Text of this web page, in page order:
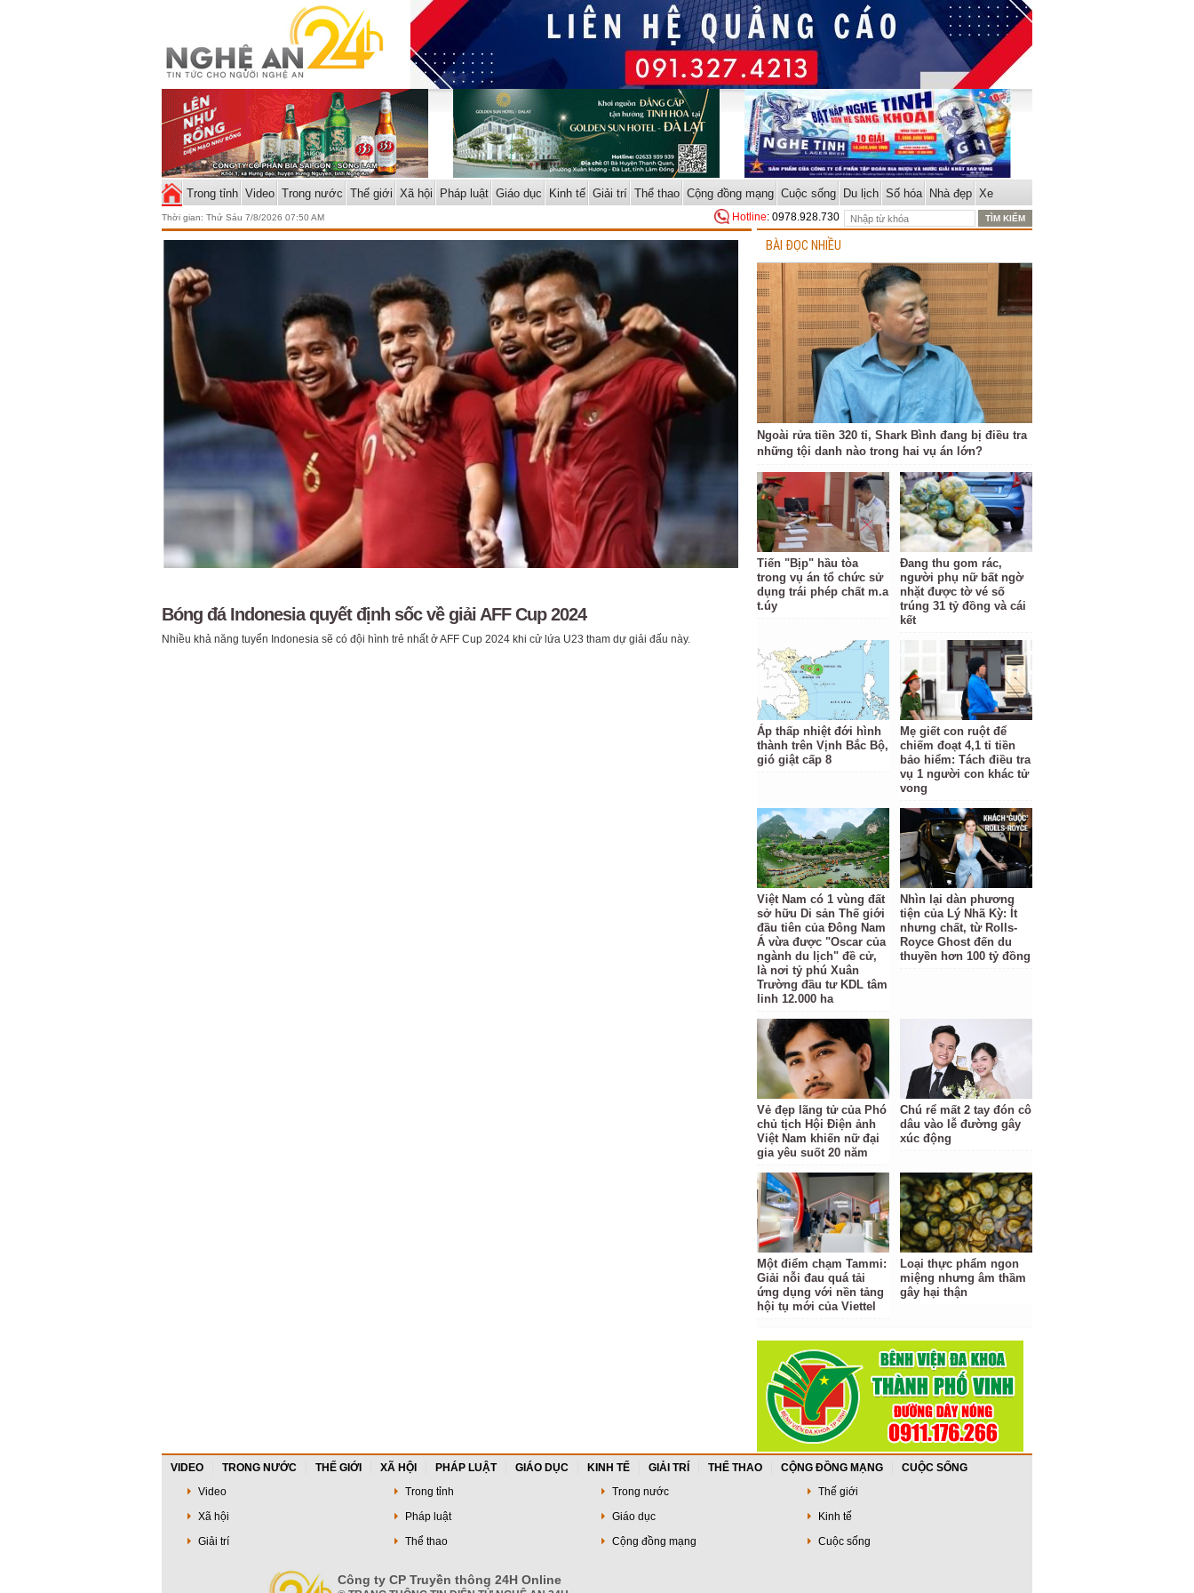
Trong tỉnh Video Trong nước Thế giới Xã hội Pháp luật Giáo dục Kinh tế Giải trí Thể thao Cộng đồng mạng Cuộc sống Du lịch Số hóa Nhà đẹp Xe
Thời gian: Thứ Sáu 7/8/2026 07:50 AM Hotline: 0978.928.730
Bóng đá Indonesia quyết định sốc về giải AFF Cup 2024
Nhiều khả năng tuyển Indonesia sẽ có đội hình trẻ nhất ở AFF Cup 2024 khi cử lứa U23 tham dự giải đấu này.
BÀI ĐỌC NHIỀU
Ngoài rửa tiền 320 tỉ, Shark Bình đang bị điều tra
những tội danh nào trong hai vụ án lớn?
Tiến "Bịp" hầu tòa
trong vụ án tổ chức sử
dụng trái phép chất m.a
t.úy
Đang thu gom rác,
người phụ nữ bất ngờ
nhặt được tờ vé số
trúng 31 tỷ đồng và cái
kết
Áp thấp nhiệt đới hình
thành trên Vịnh Bắc Bộ,
gió giật cấp 8
Mẹ giết con ruột để
chiếm đoạt 4,1 tỉ tiền
bảo hiểm: Tách điều tra
vụ 1 người con khác tử
vong
Việt Nam có 1 vùng đất
sở hữu Di sản Thế giới
đầu tiên của Đông Nam
Á vừa được "Oscar của
ngành du lịch" đề cử,
là nơi tỷ phú Xuân
Trường đầu tư KDL tâm
linh 12.000 ha
Nhìn lại dàn phương
tiện của Lý Nhã Kỳ: Ít
nhưng chất, từ Rolls-
Royce Ghost đến du
thuyền hơn 100 tỷ đồng
Vẻ đẹp lãng tử của Phó
chủ tịch Hội Điện ảnh
Việt Nam khiến nữ đại
gia yêu suốt 20 năm
Chú rể mất 2 tay đón cô
dâu vào lễ đường gây
xúc động
Một điểm chạm Tammi:
Giải nỗi đau quá tải
ứng dụng với nền tảng
hội tụ mới của Viettel
Loại thực phẩm ngon
miệng nhưng âm thầm
gây hại thận
VIDEO TRONG NƯỚC THẾ GIỚI XÃ HỘI PHÁP LUẬT GIÁO DỤC KINH TẾ GIẢI TRÍ THỂ THAO CỘNG ĐỒNG MẠNG
CUỘC SỐNG
Video
Trong tỉnh Trong nước
Thế giới
Xã hội
Pháp luật Giáo dục
Kinh tế
Giải trí
Thể thao Cộng đồng mạng Cuộc sống
Công ty CP Truyền thông 24H Online